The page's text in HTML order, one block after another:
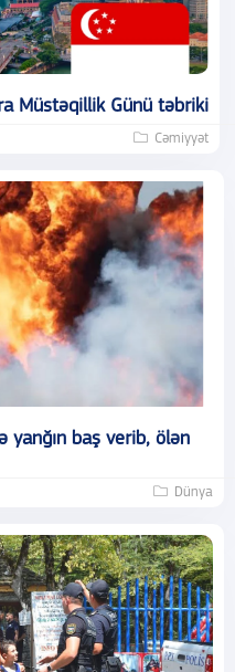
Müstəqillik Günü təbriki
Cəmiyyət
yanğın baş verib, ölən
Dünya